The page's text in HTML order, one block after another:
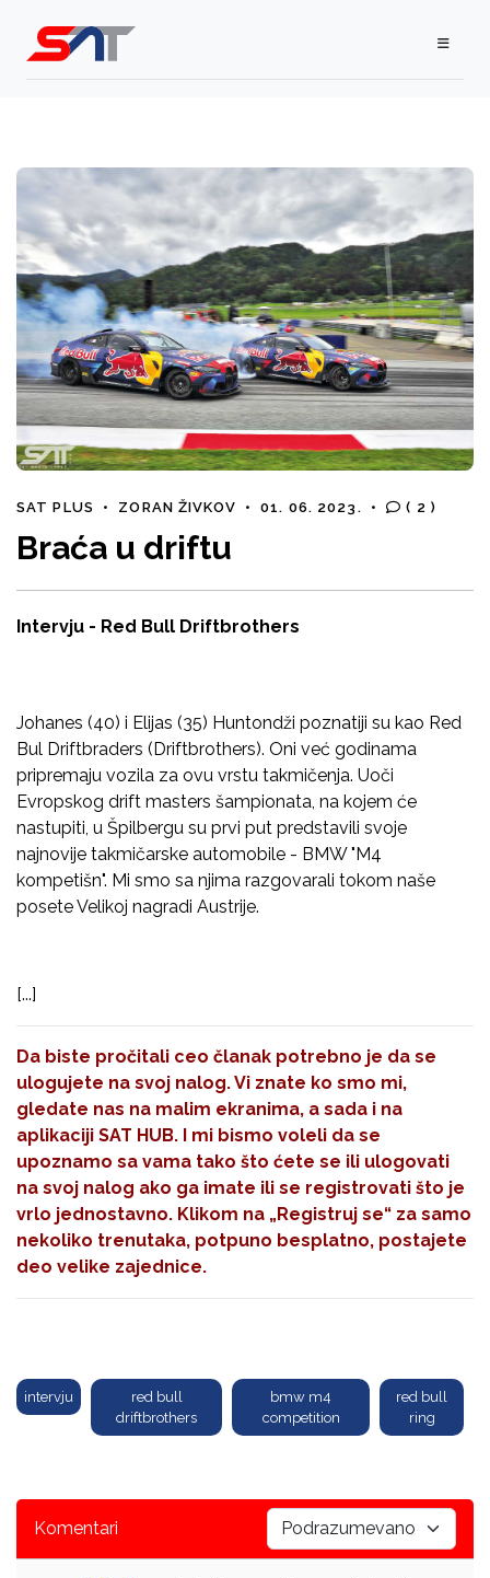
SAT PLUS • ZORAN ŽIVKOV • 01. 06. 2023. • ( 2 )
Braća u driftu
Intervju - Red Bull Driftbrothers
Johanes (40) i Elijas (35) Huntondži poznatiji su kao Red
Bul Driftbraders (Driftbrothers). Oni već godinama
pripremaju vozila za ovu vrstu takmičenja. Uoči
Evropskog drift masters šampionata, na kojem će
nastupiti, u Špilbergu su prvi put predstavili svoje
najnovije takmičarske automobile - BMW "M4
kompetišn". Mi smo sa njima razgovarali tokom naše
posete Velikoj nagradi Austrije.
[...]
Da biste pročitali ceo članak potrebno je da se
ulogujete na svoj nalog. Vi znate ko smo mi,
gledate nas na malim ekranima, a sada i na
aplikaciji SAT HUB. I mi bismo voleli da se
upoznamo sa vama tako što ćete se ili ulogovati
na svoj nalog ako ga imate ili se registrovati što je
vrlo jednostavno. Klikom na „Registruj se“ za samo
nekoliko trenutaka, potpuno besplatno, postajete
deo velike zajednice.
intervju
red bull
driftbrothers
bmw m4
competition
red bull
ring
Komentari